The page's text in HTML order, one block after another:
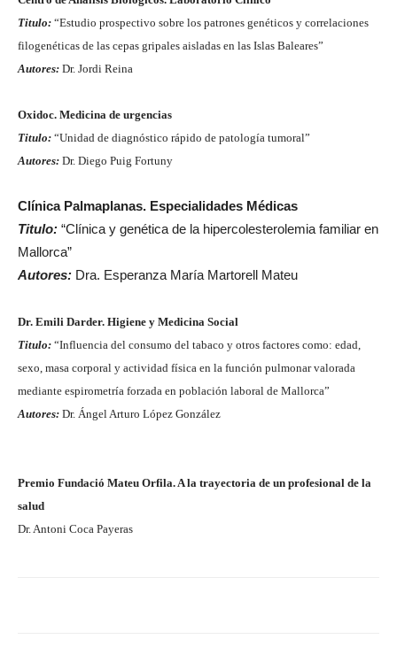
Titulo: “Estudio prospectivo sobre los patrones genéticos y correlaciones
filogenéticas de las cepas gripales aisladas en las Islas Baleares”
Autores: Dr. Jordi Reina
Oxidoc. Medicina de urgencias
Titulo: “Unidad de diagnóstico rápido de patología tumoral”
Autores: Dr. Diego Puig Fortuny
Clínica Palmaplanas. Especialidades Médicas
Titulo: “Clínica y genética de la hipercolesterolemia familiar en
Mallorca”
Autores: Dra. Esperanza María Martorell Mateu
Dr. Emili Darder. Higiene y Medicina Social
Titulo: “Influencia del consumo del tabaco y otros factores como: edad,
sexo, masa corporal y actividad física en la función pulmonar valorada
mediante espirometría forzada en población laboral de Mallorca”
Autores: Dr. Ángel Arturo López González
Premio Fundació Mateu Orfila. A la trayectoria de un profesional de la
salud
Dr. Antoni Coca Payeras